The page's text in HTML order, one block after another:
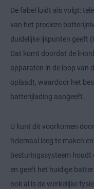
De fabel luidt als volgt:
van het precieze
duidelijke ijkpunten geeft
Dat komt doordat de li-
apparaten in de loop van
oplaadt, waardoor het
batterijlading aangeeft.
U kunt dit voorkomen
helemaal leeg te maken
besturingssysteem houdt
en geeft het huidige
ook al is de werkelijke